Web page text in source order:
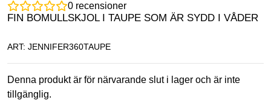
0 recensioner
FIN BOMULLSKJOL I TAUPE SOM ÄR SYDD I VÅDER
ART: JENNIFER360TAUPE
Denna produkt är för närvarande slut i lager och är inte
tillgänglig.